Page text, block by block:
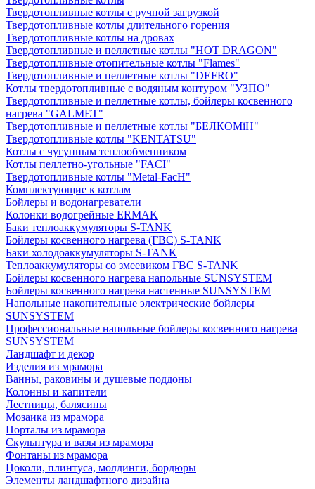
Твердотопливные котлы с ручной загрузкой
Твердотопливные котлы длительного горения
Твердотопливные котлы на дровах
Твердотопливные и пеллетные котлы "HOT DRAGON"
Твердотопливные отопительные котлы "Flames"
Твердотопливные и пеллетные котлы "DEFRO"
Котлы твердотопливные с водяным контуром "УЗПО"
Твердотопливные и пеллетные котлы, бойлеры косвенного
нагрева "GALMET"
Твердотопливные и пеллетные котлы "БЕЛКОМiН"
Твердотопливные котлы "KENTATSU"
Котлы с чугунным теплообменником
Котлы пеллетно-угольные "FACI"
Твердотопливные котлы "Metal-FacH"
Комплектующие к котлам
Бойлеры и водонагреватели
Колонки водогрейные ERMAK
Баки теплоаккумуляторы S-TANK
Бойлеры косвенного нагрева (ГВС) S-TANK
Баки холодоаккумуляторы S-TANK
Теплоаккумуляторы со змеевиком ГВС S-TANK
Бойлеры косвенного нагрева напольные SUNSYSTEM
Бойлеры косвенного нагрева настенные SUNSYSTEM
Напольные накопительные электрические бойлеры
SUNSYSTEM
Профессиональные напольные бойлеры косвенного нагрева
SUNSYSTEM
Ландшафт и декор
Изделия из мрамора
Ванны, раковины и душевые поддоны
Колонны и капители
Лестницы, балясины
Мозаика из мрамора
Порталы из мрамора
Скульптура и вазы из мрамора
Фонтаны из мрамора
Цоколи, плинтуса, молдинги, бордюры
Элементы ландшафтного дизайна